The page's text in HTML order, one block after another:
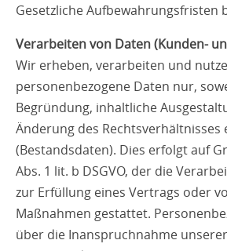
Gesetzliche Aufbewahrungsfristen
Verarbeiten von Daten (Kunden-
Wir erheben, verarbeiten und
personenbezogene Daten nur,
Begründung, inhaltliche
Änderung des
(Bestandsdaten). Dies erfolgt auf
Abs. 1 lit. b DSGVO, der die
zur Erfüllung eines Vertrags oder
Maßnahmen gestattet.
über die Inanspruchnahme